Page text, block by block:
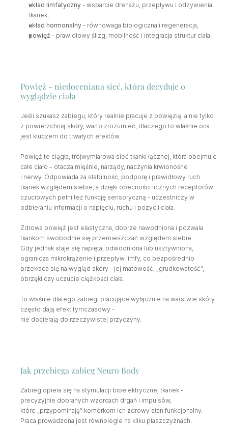
układ limfatyczny - wsparcie drenażu, przepływu i odżywienia
tkanek,
układ hormonalny - równowaga biologiczna i regeneracja,
powięź - prawidłowy ślizg, mobilność i integracja struktur ciała.
Powięź - niedoceniana sieć, która decyduje o
wyglądzie ciała
Jeśli szukasz zabiegu, który realnie pracuje z powięzią, a nie tylko
z powierzchnią skóry, warto zrozumieć, dlaczego to właśnie ona
jest kluczem do trwałych efektów.
Powięź to ciągła, trójwymiarowa sieć tkanki łącznej, która obejmuje
całe ciało – otacza mięśnie, narządy, naczynia krwionośne
i nerwy. Odpowiada za stabilność, podporę i prawidłowy ruch
tkanek względem siebie, a dzięki obecności licznych receptorów
czuciowych pełni też funkcję sensoryczną - uczestniczy w
odbieraniu informacji o napięciu, ruchu i pozycji ciała.
Zdrowa powięź jest elastyczna, dobrze nawodniona i pozwala
tkankom swobodnie się przemieszczać względem siebie.
Gdy jednak staje się napięta, odwodniona lub usztywniona,
ogranicza mikrokrążenie i przepływ limfy, co bezpośrednio
przekłada się na wygląd skóry - jej matowość, „grudkowatość”,
obrzęki czy uczucie ciężkości ciała.
To właśnie dlatego zabiegi pracujące wyłącznie na warstwie skóry
często dają efekt tymczasowy -
nie docierają do rzeczywistej przyczyny.
Jak przebiega zabieg Neuro Body
Zabieg opiera się na stymulacji bioelektrycznej tkanek -
precyzyjnie dobranych wzorcach drgań i impulsów,
które „przypominają” komórkom ich zdrowy stan funkcjonalny.
Praca prowadzona jest równolegle na kilku płaszczyznach: